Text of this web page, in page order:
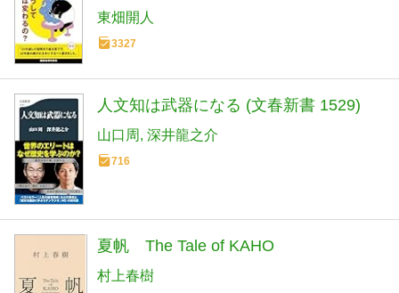
東畑開人
3327
人文知は武器になる (文春新書 1529)
山口周 深井龍之介
716
夏帆 The Tale of KAHO
村上春樹